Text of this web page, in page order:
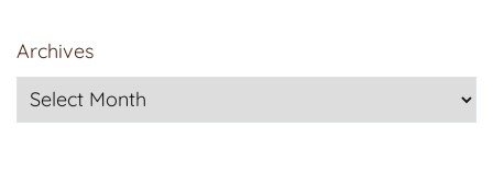
Archives